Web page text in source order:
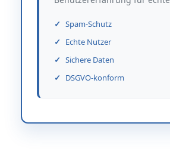
Spam-Schutz
Echte Nutzer
Sichere Daten
DSGVO-konform